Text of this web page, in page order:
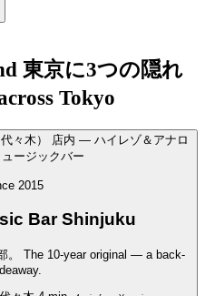
東京に3つの隠れ
Tokyo
2015
Bar Shinjuku
The 10-year original — a back-